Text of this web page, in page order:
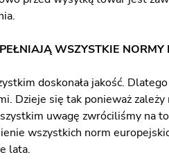
WSZYSTKIE NORMY
doskonała jakość.
Dzieje się tak ponieważ
uwagę zwróciliśmy na
wszystkich norm
lata.